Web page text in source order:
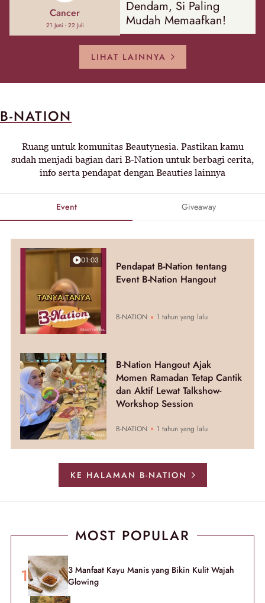
Cancer
21 Juni - 22 Juli
Dendam, Si Paling
Mudah Memaafkan!
LIHAT LAINNYA
B-NATION
Ruang untuk komunitas Beautynesia. Pastikan kamu
sudah menjadi bagian dari B-Nation untuk berbagi cerita,
info serta pendapat dengan Beauties lainnya
Event Giveaway
01:03
Pendapat B-Nation tentang
Event B-Nation Hangout
B-NATION 1 tahun yang lalu
B-Nation Hangout Ajak
Momen Ramadan Tetap Cantik
dan Aktif Lewat Talkshow-
Workshop Session
B-NATION 1 tahun yang lalu
KE HALAMAN B-NATION
MOST POPULAR
3 Manfaat Kayu Manis yang Bikin Kulit Wajah
Glowing